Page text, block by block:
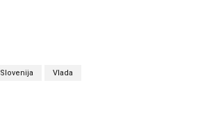
Slovenija Vlada